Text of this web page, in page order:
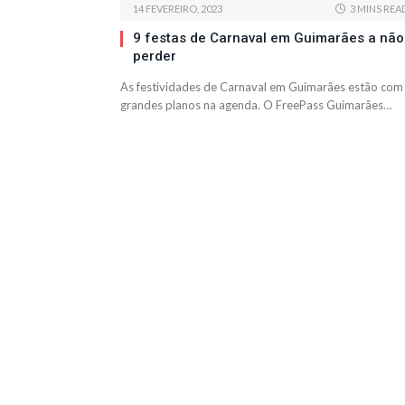
14 FEVEREIRO, 2023 3 MINS
9 festas de Carnaval em Guimarães a não
perder
As festividades de Carnaval em Guimarães estão com
grandes planos na agenda. O FreePass Guimarães…